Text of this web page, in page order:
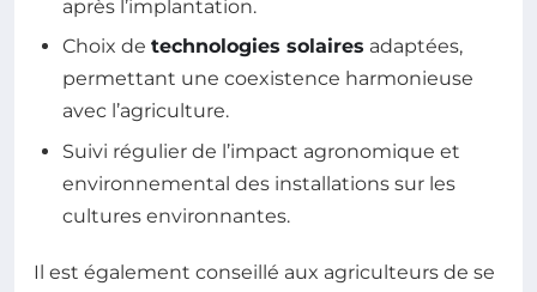
après l’implantation.
Choix de technologies solaires adaptées,
permettant une coexistence harmonieuse
avec l’agriculture.
Suivi régulier de l’impact agronomique et
environnemental des installations sur les
cultures environnantes.
Il est également conseillé aux agriculteurs de se